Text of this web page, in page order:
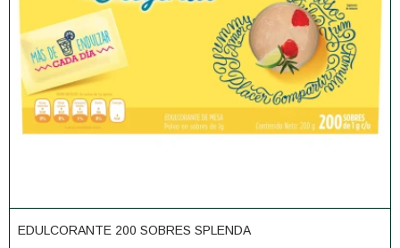
EDULCORANTE 200 SOBRES SPLENDA